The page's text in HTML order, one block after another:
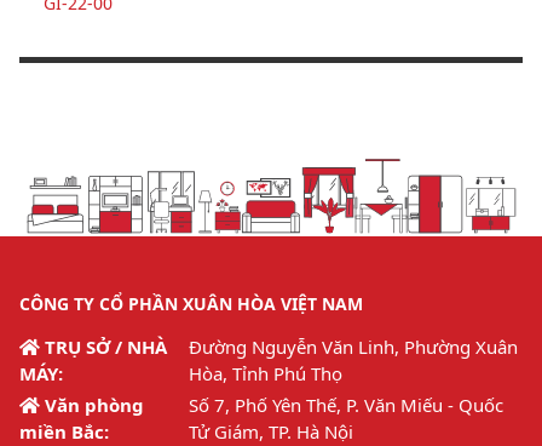
CÔNG TY CỔ PHẦN XUÂN HÒA VIỆT NAM
TRỤ SỞ / NHÀ
MÁY:
Đường Nguyễn Văn Linh, Phường Xuân
Hòa, Tỉnh Phú Thọ
Văn phòng
miền Bắc:
Số 7, Phố Yên Thế, P. Văn Miếu - Quốc
Tử Giám, TP. Hà Nội